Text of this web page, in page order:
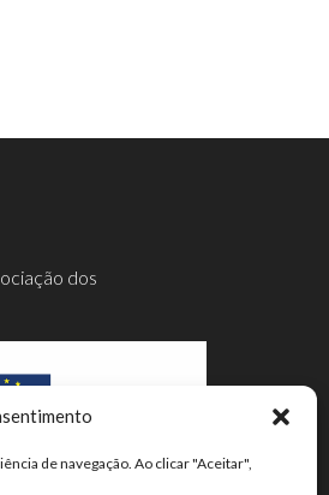
de navegação. Ao clicar "Aceitar",
dos